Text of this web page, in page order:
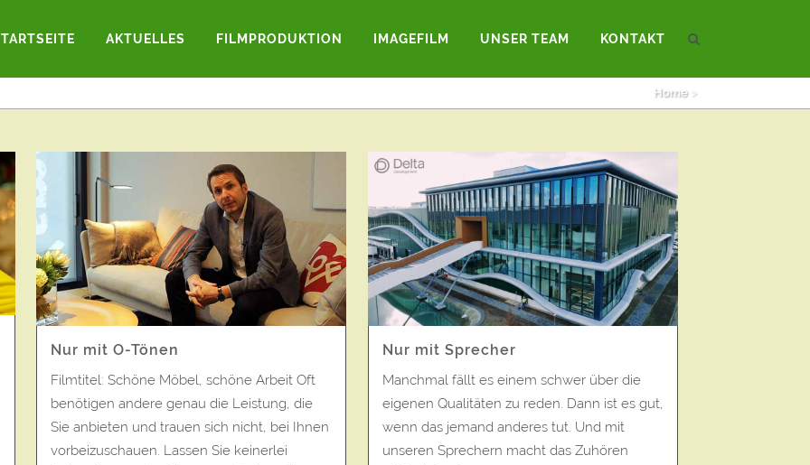
AKTUELLES FILMPRODUKTION IMAGEFILM UNSER TEAM KONTAKT
Home>
Nur mit O-Tönen
Filmtitel: Schöne Möbel, schöne Arbeit Oft
benötigen andere genau die Leistung, die
Sie anbieten und trauen sich nicht, bei Ihnen
vorbeizuschauen. Lassen Sie keinerlei
Nur mit Sprecher
Manchmal fällt es einem schwer über die
eigenen Qualitäten zu reden. Dann ist es gut,
wenn das jemand anderes tut. Und mit
unseren Sprechern macht das Zuhören